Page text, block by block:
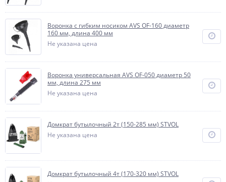
Воронка с гибким носиком AVS OF-160 диаметр
160 мм, длина 400 мм
Не указана цена
Воронка универсальная AVS OF-050 диаметр 50
мм, длина 275 мм
Не указана цена
Домкрат бутылочный 2т (150-285 мм) STVOL
Не указана цена
Домкрат бутылочный 4т (170-320 мм) STVOL